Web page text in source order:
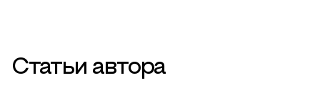
Статьи автора